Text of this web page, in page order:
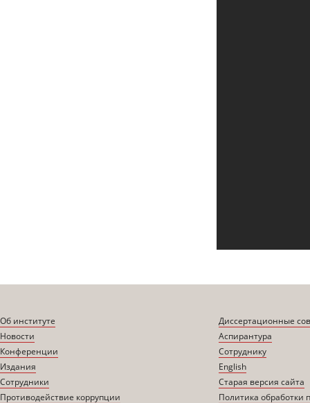
Об институте
Новости
Конференции
Издания
Сотрудники
Противодействие коррупции
Диссертационные
Аспирантура
Сотруднику
English
Старая версия сайта
Политика обработки